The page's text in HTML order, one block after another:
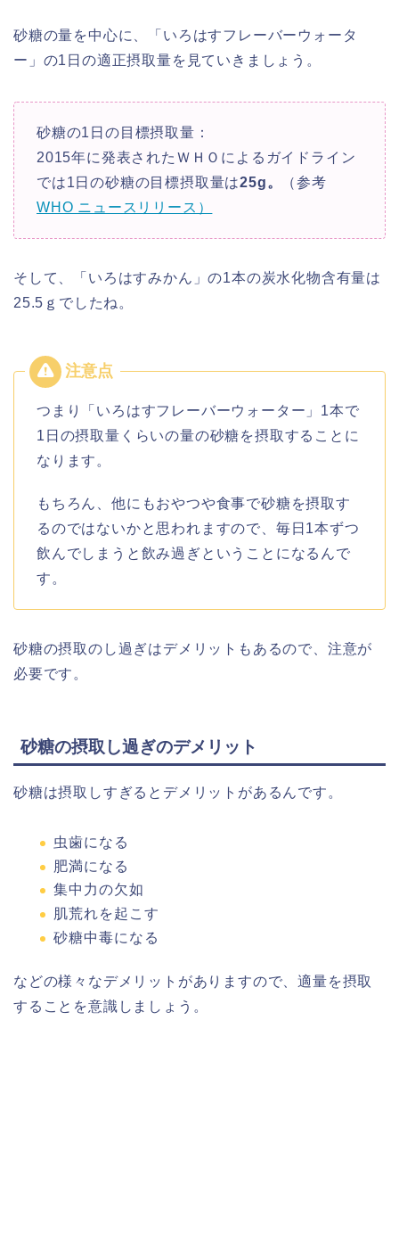
砂糖の量を中心に、「いろはすフレーバーウォータ
ー」の1日の適正摂取量を見ていきましょう。
砂糖の1日の目標摂取量：
2015年に発表されたＷＨＯによるガイドライン
では1日の砂糖の目標摂取量は25g。
（参考
WHO ニュースリリース）
そして、「いろはすみかん」の1本の炭水化物含有量は
25.5ｇでしたね。
つまり「いろはすフレーバーウォーター」1本で
1日の摂取量くらいの量の砂糖を摂取することに
なります。
もちろん、他にもおやつや食事で砂糖を摂取す
るのではないかと思われますので、毎日1本ずつ
飲んでしまうと飲み過ぎということになるんで
す。
砂糖の摂取のし過ぎはデメリットもあるので、注意が
必要です。
砂糖の摂取し過ぎのデメリット
砂糖は摂取しすぎるとデメリットがあるんです。
虫歯になる
肥満になる
集中力の欠如
肌荒れを起こす
砂糖中毒になる
などの様々なデメリットがありますので、適量を摂取
することを意識しましょう。